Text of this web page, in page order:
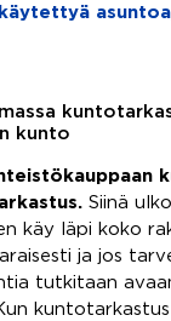
kunto
Siinä
käy läpi koko
ja jos
tutkitaan